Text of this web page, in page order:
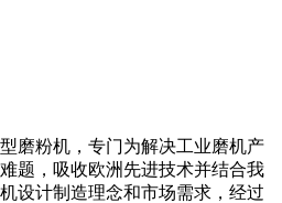
磨粉机，专门为解决工业磨机产
题，吸收欧洲先进技术并结合我
设计制造理念和市场需求，经过